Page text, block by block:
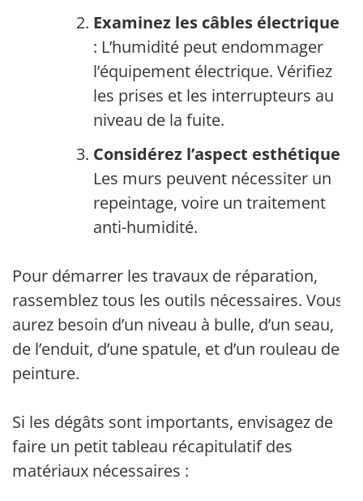
Examinez les câbles électriques
: L’humidité peut endommager
l’équipement électrique. Vérifiez
les prises et les interrupteurs au
niveau de la fuite.
Considérez l’aspect esthétique
Les murs peuvent nécessiter un
repeintage, voire un traitement
anti-humidité.
Pour démarrer les travaux de réparation,
rassemblez tous les outils nécessaires. Vous
aurez besoin d’un niveau à bulle, d’un seau,
de l’enduit, d’une spatule, et d’un rouleau de
peinture.
Si les dégâts sont importants, envisagez de
faire un petit tableau récapitulatif des
matériaux nécessaires :